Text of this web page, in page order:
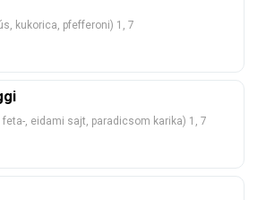
kukorica, pfefferoni) 1, 7
, eidami sajt, paradicsom karika) 1, 7